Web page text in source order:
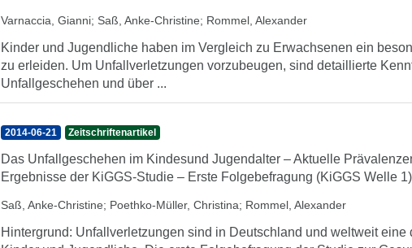
Varnaccia, Gianni; Saß, Anke-Christine; Rommel, Alexander
Kinder und Jugendliche haben im Vergleich zu Erwachsenen ein
zu erleiden. Um Unfallverletzungen vorzubeugen, sind detaillierte
Unfallgeschehen und über ...
2014-06-21 Zeitschriftenartikel
Das Unfallgeschehen im Kindesund Jugendalter – Aktuelle
Ergebnisse der KiGGS-Studie – Erste Folgebefragung (KiGGS Welle 1)
Saß, Anke-Christine; Poethko-Müller, Christina; Rommel, Alexander
Hintergrund: Unfallverletzungen sind in Deutschland und weltweit